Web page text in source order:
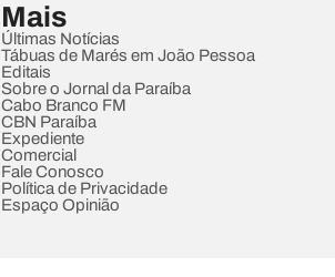
Mais
Últimas Notícias
Tábuas de Marés em João Pessoa
Editais
Sobre o Jornal da Paraíba
Cabo Branco FM
CBN Paraíba
Expediente
Comercial
Fale Conosco
Política de Privacidade
Espaço Opinião